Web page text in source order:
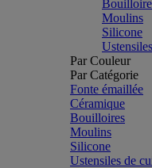
Moulins
Silicone
Par Couleur
Par Catégorie
Fonte émaillée
Céramique
Bouilloires
Moulins
Silicone
Ustensiles de